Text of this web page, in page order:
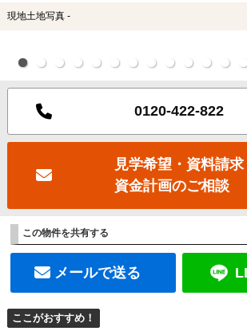
現地土地写真 -
0120-422-822
見学希望・資料請求
資金計画のご相談
この物件を共有する
メールで送る
ここがおすすめ！